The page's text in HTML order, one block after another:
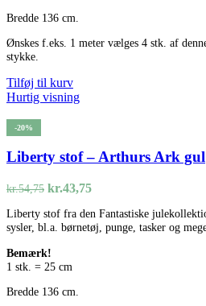
Bredde 136 cm.
Ønskes f.eks. 1 meter vælges 4 stk. af
stykke.
Tilføj til kurv
Hurtig visning
-20%
Liberty stof – Arthurs Ark gul
kr.54,75 Den
pris
var:
kr.43,75Den
pris
er:
Liberty stof fra den Fantastiske
sysler, bl.a. børnetøj, punge, tasker og
Bemærk!
1 stk. = 25 cm
Bredde 136 cm.